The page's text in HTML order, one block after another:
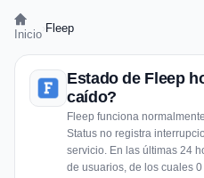
Inicio Fleep
Estado de Fleep
caído?
Fleep funciona
Status no registra
servicio. En las últimas 24
de usuarios, de los cuales